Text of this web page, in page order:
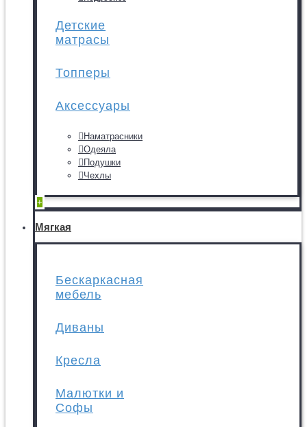
Детские
матрасы
Топперы
Аксессуары
Наматрасники
Одеяла
Подушки
Чехлы
+
Мягкая
Бескаркасная
мебель
Диваны
Кресла
Малютки и
Софы